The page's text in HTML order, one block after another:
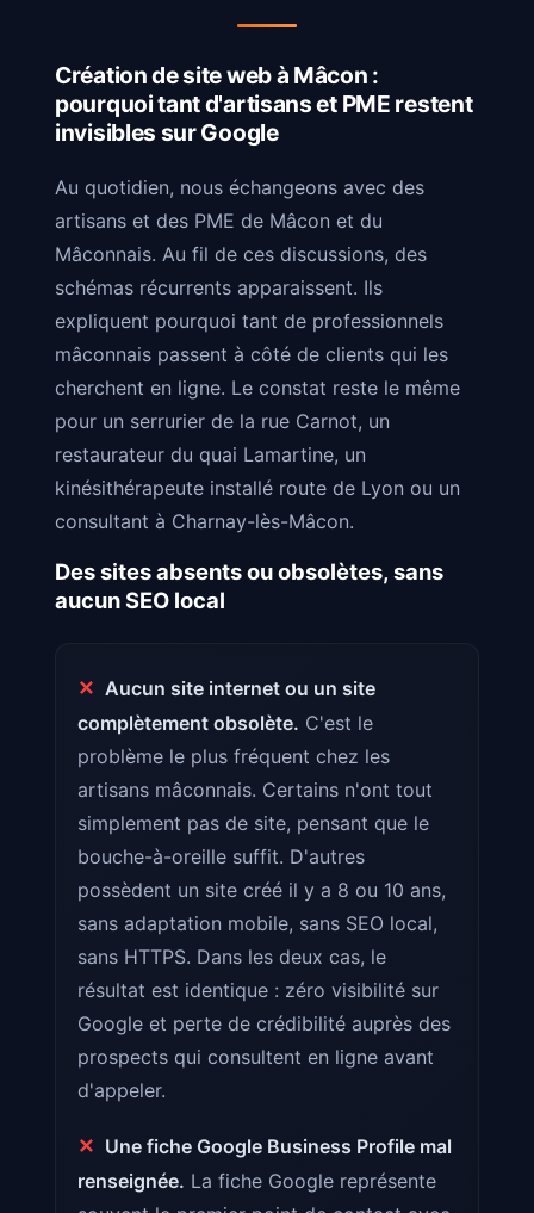
Création de site web à Mâcon :
pourquoi tant d'artisans et PME restent
invisibles sur Google
Au quotidien, nous échangeons avec des
artisans et des PME de Mâcon et du
Mâconnais. Au fil de ces discussions, des
schémas récurrents apparaissent. Ils
expliquent pourquoi tant de professionnels
mâconnais passent à côté de clients qui les
cherchent en ligne. Le constat reste le même
pour un serrurier de la rue Carnot, un
restaurateur du quai Lamartine, un
kinésithérapeute installé route de Lyon ou un
consultant à Charnay-lès-Mâcon.
Des sites absents ou obsolètes, sans
aucun SEO local
✕ Aucun site internet ou un site
complètement obsolète. C'est le
problème le plus fréquent chez les
artisans mâconnais. Certains n'ont tout
simplement pas de site, pensant que le
bouche-à-oreille suffit. D'autres
possèdent un site créé il y a 8 ou 10 ans,
sans adaptation mobile, sans SEO local,
sans HTTPS. Dans les deux cas, le
résultat est identique : zéro visibilité sur
Google et perte de crédibilité auprès des
prospects qui consultent en ligne avant
d'appeler.
✕ Une fiche Google Business Profile mal
renseignée. La fiche Google représente